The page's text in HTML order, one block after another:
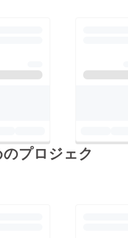
プロジェク